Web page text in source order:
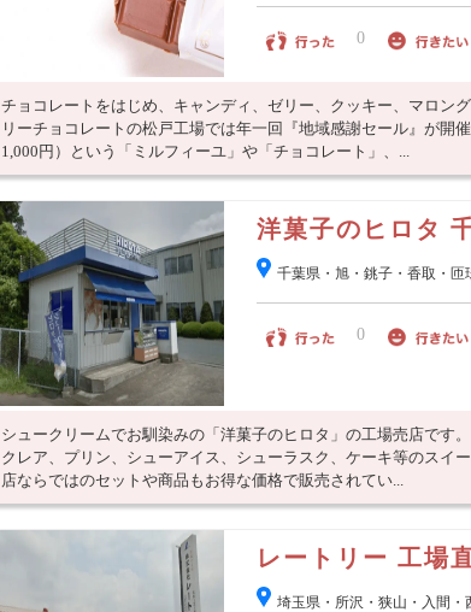
0
チョコレートをはじめ、キャンディ、ゼリー、クッキー、マロン
リーチョコレートの松戸工場では年一回『地域感謝セール』が開
1,000円）という「ミルフィーユ」や「チョコレート」、...
洋菓子のヒロタ
千葉県・旭・銚子・香取・匝
0
シュークリームでお馴染みの「洋菓子のヒロタ」の工場売店です
クレア、プリン、シューアイス、シューラスク、ケーキ等のスイ
店ならではのセットや商品もお得な価格で販売されてい...
レートリー 工場
埼玉県・所沢・狭山・入間・